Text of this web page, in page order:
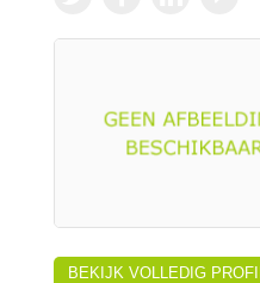
BEKIJK VOLLEDIG